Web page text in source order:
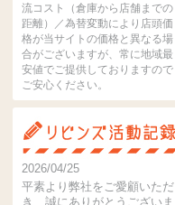
流コスト（倉庫から店舗までの
距離）／為替変動により店頭価
格が当サイトの価格と異なる場
合がございますが、常に地域最
安値でご提供しておりますので
ご安心ください。
2026/04/25
平素より弊社をご愛顧いただ
き、誠にありがとうございま